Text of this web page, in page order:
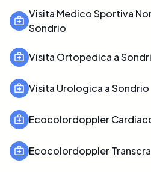
Visita Medico Sportiva
Sondrio
Visita Ortopedica a
Visita Urologica a Sondrio
Ecocolordoppler
Ecocolordoppler